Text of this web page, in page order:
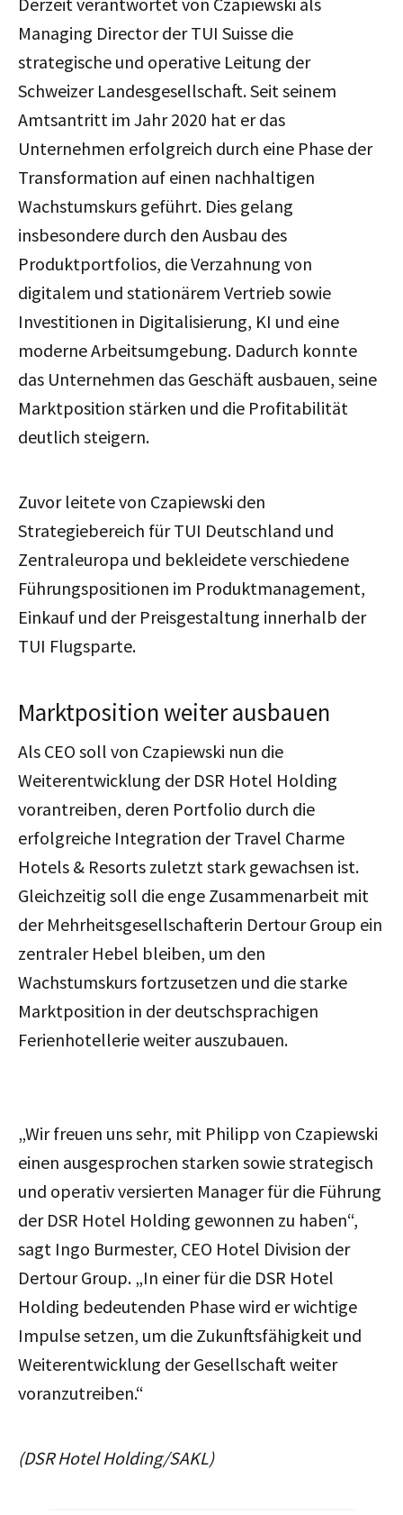
Managing Director der TUI Suisse die
strategische und operative Leitung der
Schweizer Landesgesellschaft. Seit seinem
Amtsantritt im Jahr 2020 hat er das
Unternehmen erfolgreich durch eine Phase der
Transformation auf einen nachhaltigen
Wachstumskurs geführt. Dies gelang
insbesondere durch den Ausbau des
Produktportfolios, die Verzahnung von
digitalem und stationärem Vertrieb sowie
Investitionen in Digitalisierung, KI und eine
moderne Arbeitsumgebung. Dadurch konnte
das Unternehmen das Geschäft ausbauen, seine
Marktposition stärken und die Profitabilität
deutlich steigern.
Zuvor leitete von Czapiewski den
Strategiebereich für TUI Deutschland und
Zentraleuropa und bekleidete verschiedene
Führungspositionen im Produktmanagement,
Einkauf und der Preisgestaltung innerhalb der
TUI Flugsparte.
Marktposition weiter ausbauen
Als CEO soll von Czapiewski nun die
Weiterentwicklung der DSR Hotel Holding
vorantreiben, deren Portfolio durch die
erfolgreiche Integration der Travel Charme
Hotels & Resorts zuletzt stark gewachsen ist.
Gleichzeitig soll die enge Zusammenarbeit mit
der Mehrheitsgesellschafterin Dertour Group ein
zentraler Hebel bleiben, um den
Wachstumskurs fortzusetzen und die starke
Marktposition in der deutschsprachigen
Ferienhotellerie weiter auszubauen.
„Wir freuen uns sehr, mit Philipp von Czapiewski
einen ausgesprochen starken sowie strategisch
und operativ versierten Manager für die Führung
der DSR Hotel Holding gewonnen zu haben“,
sagt Ingo Burmester, CEO Hotel Division der
Dertour Group. „In einer für die DSR Hotel
Holding bedeutenden Phase wird er wichtige
Impulse setzen, um die Zukunftsfähigkeit und
Weiterentwicklung der Gesellschaft weiter
voranzutreiben.“
(DSR Hotel Holding/SAKL)